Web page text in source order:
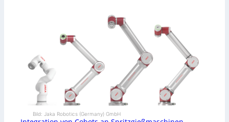
Bild: Jaka Robotics (Germany) GmbH